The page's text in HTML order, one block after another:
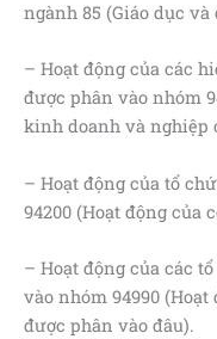
ngành 85 (Giáo dục và
– Hoạt động của các
được phân vào nhóm
kinh doanh và nghiệp
– Hoạt động của tổ
94200 (Hoạt động của
– Hoạt động của các
vào nhóm 94990
được phân vào đâu).